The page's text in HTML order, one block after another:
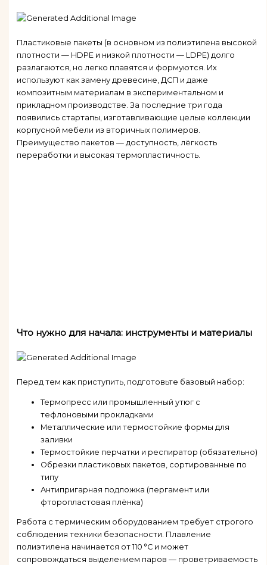
Пластиковые пакеты (в основном из полиэтилена высокой
плотности — HDPE и низкой плотности — LDPE) долго
разлагаются, но легко плавятся и формуются. Их
используют как замену древесине, ДСП и даже
композитным материалам в экспериментальном и
прикладном производстве. За последние три года
появились стартапы, изготавливающие целые коллекции
корпусной мебели из вторичных полимеров.
Преимущество пакетов — доступность, лёгкость
переработки и высокая термопластичность.
Что нужно для начала: инструменты и материалы
Перед тем как приступить, подготовьте базовый набор:
Термопресс или промышленный утюг с
тефлоновыми прокладками
Металлические или термостойкие формы для
заливки
Термостойкие перчатки и респиратор (обязательно)
Обрезки пластиковых пакетов, сортированные по
типу
Антипригарная подложка (пергамент или
фторопластовая плёнка)
Работа с термическим оборудованием требует строгого
соблюдения техники безопасности. Плавление
полиэтилена начинается от 110 °C и может
сопровождаться выделением паров — проветриваемость